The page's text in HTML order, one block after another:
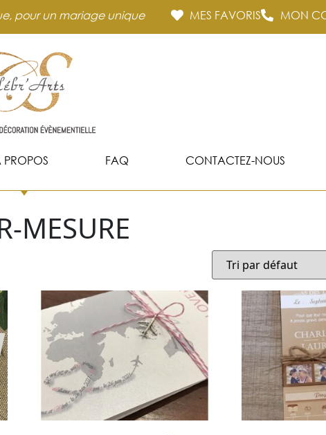
pour un mariage unique MES FAVORIS MON
PROPOS FAQ CONTACTEZ-NOUS
MESURE